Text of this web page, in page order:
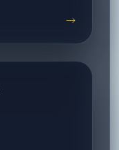
→